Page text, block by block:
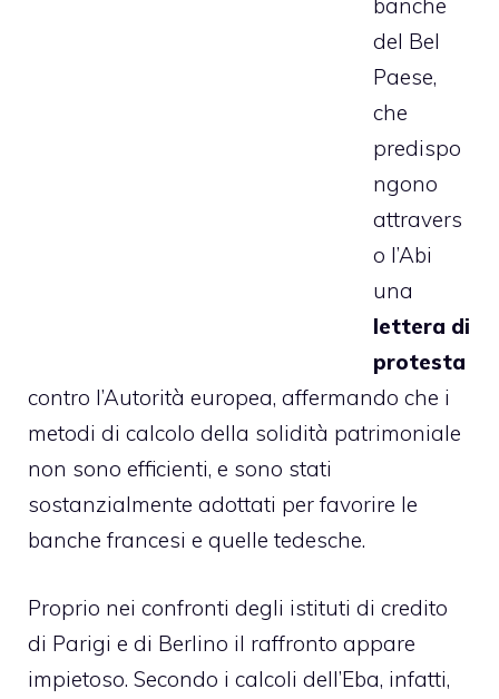
banche
del Bel
Paese,
che
predispo
ngono
attravers
o l’Abi
una
lettera di
protesta
contro l’Autorità europea, affermando che i
metodi di calcolo della solidità patrimoniale
non sono efficienti, e sono stati
sostanzialmente adottati per favorire le
banche francesi e quelle tedesche.
Proprio nei confronti degli istituti di credito
di Parigi e di Berlino il raffronto appare
impietoso. Secondo i calcoli dell’Eba, infatti,